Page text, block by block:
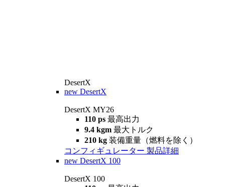
DesertX
new DesertX
DesertX MY26
110 ps 最高出力
9.4 kgm 最大トルク
210 kg 装備重量（燃料を除く）
コンフィギュレーター 製品詳細
new DesertX 100
DesertX 100